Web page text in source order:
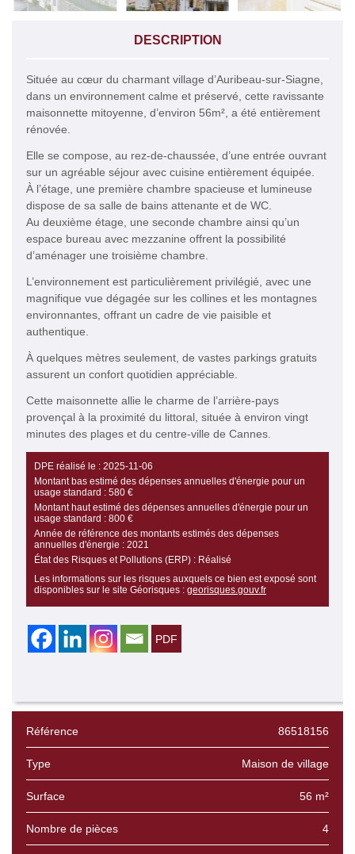
DESCRIPTION
Située au cœur du charmant village d’Auribeau-sur-Siagne,
dans un environnement calme et préservé, cette ravissante
maisonnette mitoyenne, d’environ 56m², a été entièrement
rénovée.
Elle se compose, au rez-de-chaussée, d’une entrée ouvrant
sur un agréable séjour avec cuisine entièrement équipée.
À l’étage, une première chambre spacieuse et lumineuse
dispose de sa salle de bains attenante et de WC.
Au deuxième étage, une seconde chambre ainsi qu’un
espace bureau avec mezzanine offrent la possibilité
d’aménager une troisième chambre.
L’environnement est particulièrement privilégié, avec une
magnifique vue dégagée sur les collines et les montagnes
environnantes, offrant un cadre de vie paisible et
authentique.
À quelques mètres seulement, de vastes parkings gratuits
assurent un confort quotidien appréciable.
Cette maisonnette allie le charme de l’arrière-pays
provençal à la proximité du littoral, située à environ vingt
minutes des plages et du centre-ville de Cannes.
DPE réalisé le : 2025-11-06
Montant bas estimé des dépenses annuelles d'énergie pour un
usage standard : 580 €
Montant haut estimé des dépenses annuelles d'énergie pour un
usage standard : 800 €
Année de référence des montants estimés des dépenses
annuelles d'énergie : 2021
État des Risques et Pollutions (ERP) : Réalisé
Les informations sur les risques auxquels ce bien est exposé sont
disponibles sur le site Géorisques : georisques.gouv.fr
Référence 86518156
Type Maison de village
Surface 56 m²
Nombre de pièces 4